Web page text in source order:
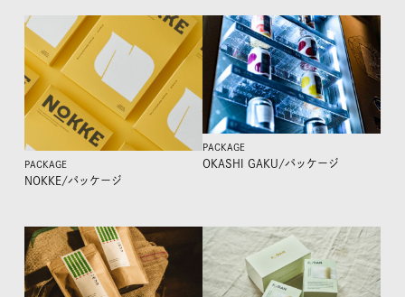
PACKAGE
NOKKE/パッケージ
PACKAGE
OKASHI GAKU/パッケージ